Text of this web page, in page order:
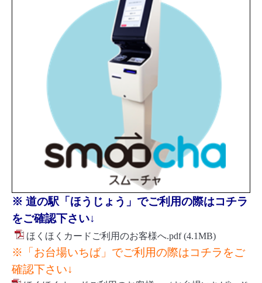
※ 道の駅「ほうじょう」でご利用の際はコチラ
をご確認下さい↓
ほくほくカードご利用のお客様へ.pdf(4.1MB)
※「お台場いちば」でご利用の際はコチラをご
確認下さい↓